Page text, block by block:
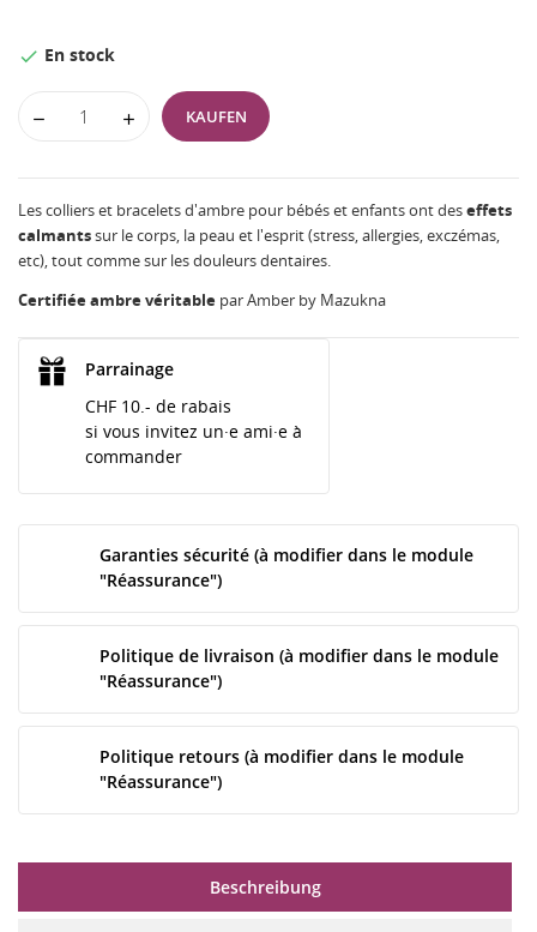
 En stock
KAUFEN
Les colliers et bracelets d'ambre pour bébés et enfants ont deseffets
calmantssur le corps, la peau et l'esprit (stress, allergies, exczémas,
etc), tout comme sur les douleurs dentaires.
Certifiée ambre véritable par Amber by Mazukna
Parrainage
CHF 10.- de rabais
si vous invitez un·e ami·e à
commander
Garanties sécurité (à modifier dans le module
"Réassurance")
Politique de livraison (à modifier dans le module
"Réassurance")
Politique retours (à modifier dans le module
"Réassurance")
Beschreibung